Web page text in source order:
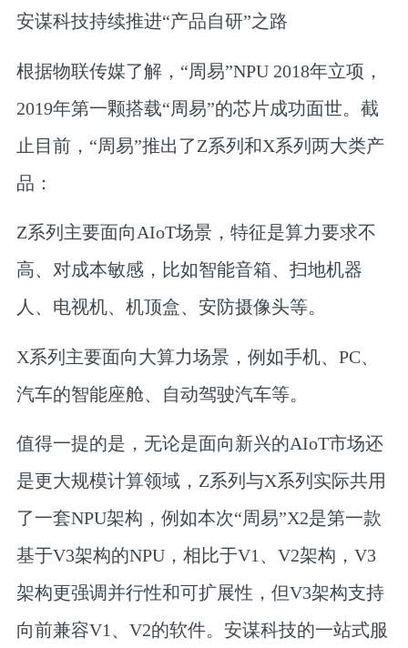
安谋科技持续推进“产品自研”之路
根据物联传媒了解，“周易”NPU 2018年立项，
2019年第一颗搭载“周易”的芯片成功面世。截
止目前，“周易”推出了Z系列和X系列两大类产
品：
Z系列主要面向AIoT场景，特征是算力要求不
高、对成本敏感，比如智能音箱、扫地机器
人、电视机、机顶盒、安防摄像头等。
X系列主要面向大算力场景，例如手机、PC、
汽车的智能座舱、自动驾驶汽车等。
值得一提的是，无论是面向新兴的AIoT市场还
是更大规模计算领域，Z系列与X系列实际共用
了一套NPU架构，例如本次“周易”X2是第一款
基于V3架构的NPU，相比于V1、V2架构，V3
架构更强调并行性和可扩展性，但V3架构支持
向前兼容V1、V2的软件。安谋科技的一站式服